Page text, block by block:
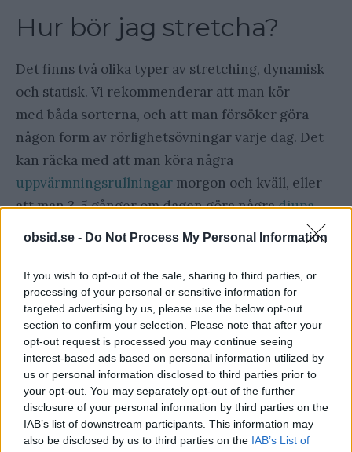
obsid.se - Do Not Process My Personal Information
If you wish to opt-out of the sale, sharing to third parties, or
processing of your personal or sensitive information for
targeted advertising by us, please use the below opt-out
section to confirm your selection. Please note that after your
opt-out request is processed you may continue seeing
interest-based ads based on personal information utilized by
us or personal information disclosed to third parties prior to
your opt-out. You may separately opt-out of the further
disclosure of your personal information by third parties on the
IAB’s list of downstream participants. This information may
also be disclosed by us to third parties on the IAB’s List of
Hur bör jag stretcha?
Det finns två olika typer av stretching, dynamisk
och statisk. Vi rekommenderar att man kör
med båda sorterna, och att man försöker göra
någon form av rörlighetsövningar varje dag. Det
kan räcka med att man köra några
uppvärmningsrullningar morgon och kväll, eller
att man 3-5 gånger om dagen göra någradjupa
och breda squats
. Små enkla saker som det kan
Vill du bli riktigt vig (nu snackar vi splitt och
spagat) ja då bör du se på stretching som en
träningsform och aktivt stretcha 20 minuter varje
dag. Gör du det rigoröst och målmedvetet så står
du där i spagat om inte allt för länge.
Men låt oss nu gå igenom de olika typerna av